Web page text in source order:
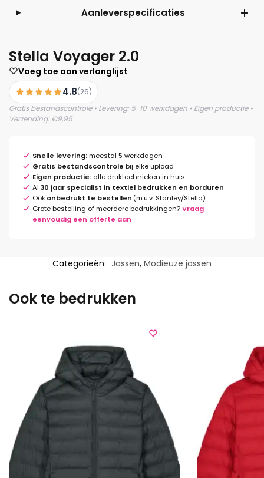
Aanleverspecificaties
Stella Voyager 2.0
Voeg toe aan verlanglijst
4.8(26)
Gratis bestandscontrole • Levering: 5-10 werkdagen • Eigen productie •
Verzending: €9,95
Snelle levering:meestal 5 werkdagen
Gratis bestandscontrole bij elke upload
Eigen productie: alle druktechnieken in huis
Al 30 jaar specialist in textiel bedrukken en borduren
Ookonbedrukt te bestellen (m.u.v. Stanley/Stella)
Grote bestelling of meerdere bedrukkingen?Vraag
eenvoudig een offerte aan
Categorieën: Jassen, Modieuze jassen
Ook te bedrukken